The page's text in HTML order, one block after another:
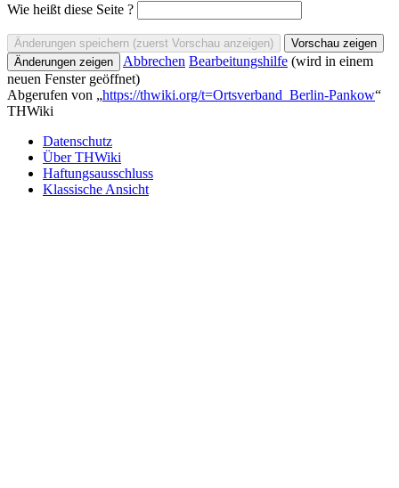
Wie heißt diese Seite ?
Abbrechen Bearbeitungshilfe (wird in einem
neuen Fenster geöffnet)
Abgerufen von „https://thwiki.org/t=Ortsverband_Berlin-Pankow“
THWiki
Datenschutz
Über THWiki
Haftungsausschluss
Klassische Ansicht